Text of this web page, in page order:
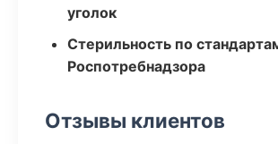
уголок
Стерильность по
Роспотребнадзора
Отзывы клиентов